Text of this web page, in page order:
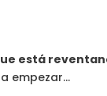
está
empezar…